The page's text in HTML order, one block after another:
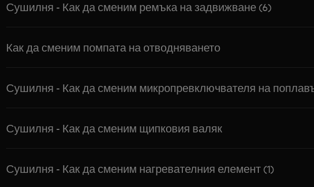
Сушилня - Как да сменим ремъка на задвижване (6)
Как да сменим помпата на отводняването
Сушилня - Как да сменим микропревключвателя на
Сушилня - Как да сменим щипковия валяк
Сушилня - Как да сменим нагревателния елемент (1)